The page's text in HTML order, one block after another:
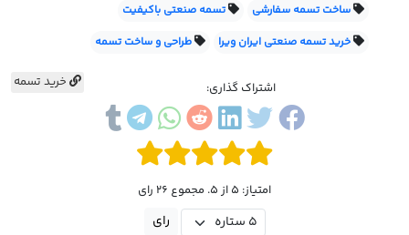
ساخت تسمه سفارشی
تسمه صنعتی باکیفیت
خرید تسمه صنعتی ایران ویرا
طراحی و ساخت تسمه
خرید تسمه اشتراک گذاری:
امتیاز: 5 از 5. مجموع 26 رای